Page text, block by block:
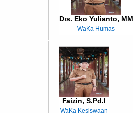
Drs. Eko Yulianto, MM
WaKa Humas
Faizin, S.Pd.I
WaKa Kesiswaan